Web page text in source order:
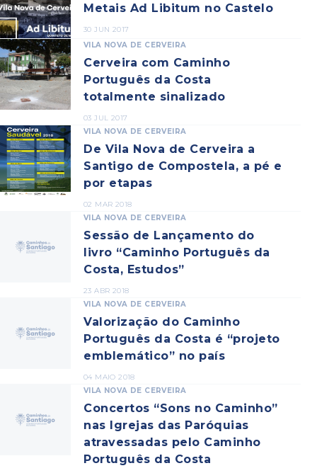
Metais Ad Libitum no Castelo
30 JUN 2017
VILA NOVA DE CERVEIRA
Cerveira com Caminho
Português da Costa
totalmente sinalizado
03 JUL 2017
VILA NOVA DE CERVEIRA
De Vila Nova de Cerveira a
Santigo de Compostela, a pé e
por etapas
02 MAR 2018
VILA NOVA DE CERVEIRA
Sessão de Lançamento do
livro “Caminho Português da
Costa, Estudos”
23 ABR 2018
VILA NOVA DE CERVEIRA
Valorização do Caminho
Português da Costa é “projeto
emblemático” no país
04 MAIO 2018
VILA NOVA DE CERVEIRA
Concertos “Sons no Caminho”
nas Igrejas das Paróquias
atravessadas pelo Caminho
Português da Costa